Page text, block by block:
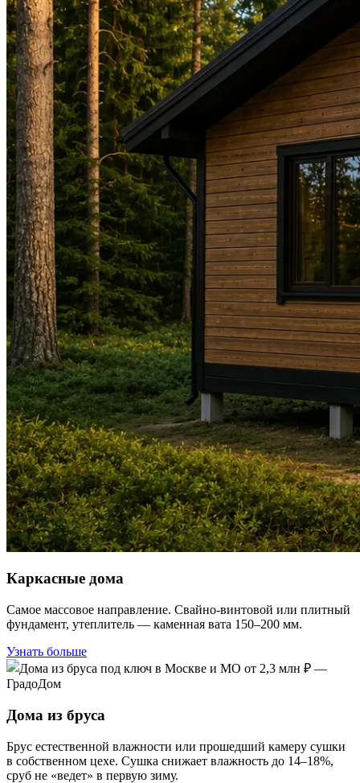
Каркасные дома
Самое массовое направление. Свайно-винтовой или плитный
фундамент, утеплитель — каменная вата 150–200 мм.
Узнать больше
Дома из бруса
Брус естественной влажности или прошедший камеру сушки
в собственном цехе. Сушка снижает влажность до 14–18%,
сруб не «ведет» в первую зиму.